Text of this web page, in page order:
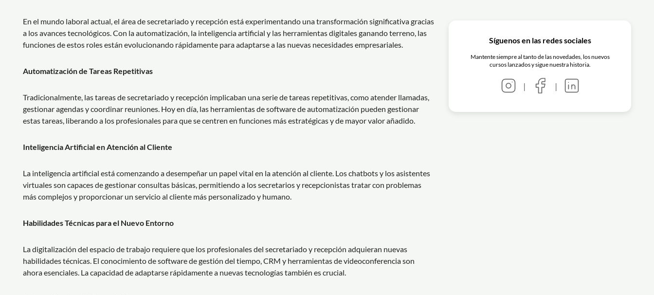
En el mundo laboral actual, el área de secretariado y recepción está experimentando una transformación significativa gracias
a los avances tecnológicos. Con la automatización, la inteligencia artificial y las herramientas digitales ganando terreno, las
funciones de estos roles están evolucionando rápidamente para adaptarse a las nuevas necesidades empresariales.
Automatización de Tareas Repetitivas
Tradicionalmente, las tareas de secretariado y recepción implicaban una serie de tareas repetitivas, como atender llamadas,
gestionar agendas y coordinar reuniones. Hoy en día, las herramientas de software de automatización pueden gestionar
estas tareas, liberando a los profesionales para que se centren en funciones más estratégicas y de mayor valor añadido.
Inteligencia Artificial en Atención al Cliente
La inteligencia artificial está comenzando a desempeñar un papel vital en la atención al cliente. Los chatbots y los asistentes
virtuales son capaces de gestionar consultas básicas, permitiendo a los secretarios y recepcionistas tratar con problemas
más complejos y proporcionar un servicio al cliente más personalizado y humano.
Habilidades Técnicas para el Nuevo Entorno
La digitalización del espacio de trabajo requiere que los profesionales del secretariado y recepción adquieran nuevas
habilidades técnicas. El conocimiento de software de gestión del tiempo, CRM y herramientas de videoconferencia son
ahora esenciales. La capacidad de adaptarse rápidamente a nuevas tecnologías también es crucial.
Síguenos en las redes sociales
Mantente siempre al tanto de las novedades, los nuevos
cursos lanzados y sigue nuestra historia.
| |